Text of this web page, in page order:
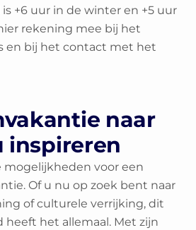
+6 uur in de winter en +5 uur
rekening mee bij het
en bij het contact met het
naar
inspireren
mogelijkheden voor een
Of u nu op zoek bent naar
of culturele verrijking, dit
heeft het allemaal. Met zijn